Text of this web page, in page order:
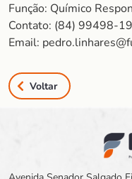
Função: Químico
Contato: (84) 99498-
Email:
Voltar